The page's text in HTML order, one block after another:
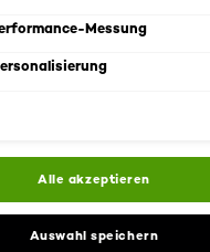
Xylane wird als grünes
besonders in Anti-Aging
an wichtigen
zu einer Zunahme an
zu einem Rückgang an
Für weitere Informationen s.
Messung
Alle akzeptieren
Auswahl speichern